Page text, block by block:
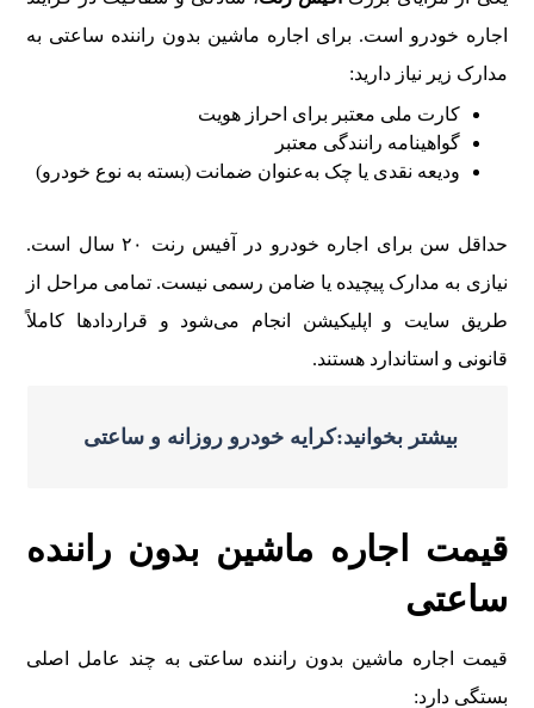
اجاره خودرو است. برای اجاره ماشین بدون راننده ساعتی به
مدارک زیر نیاز دارید:
کارت ملی معتبر برای احراز هویت
گواهینامه رانندگی معتبر
ودیعه نقدی یا چک به‌عنوان ضمانت (بسته به نوع خودرو)
حداقل سن برای اجاره خودرو در آفیس رنت ۲۰ سال است.
نیازی به مدارک پیچیده یا ضامن رسمی نیست. تمامی مراحل از
طریق سایت و اپلیکیشن انجام می‌شود و قراردادها کاملاً
قانونی و استاندارد هستند.
بیشتر بخوانید:کرایه خودرو روزانه و ساعتی
قیمت اجاره ماشین بدون راننده
ساعتی
قیمت اجاره ماشین بدون راننده ساعتی به چند عامل اصلی
بستگی دارد: